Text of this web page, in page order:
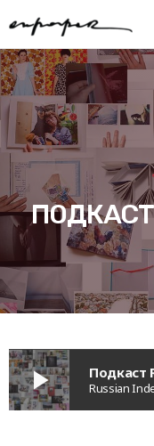
ПОДКАСТ
play_arrow Подкаст
Russian